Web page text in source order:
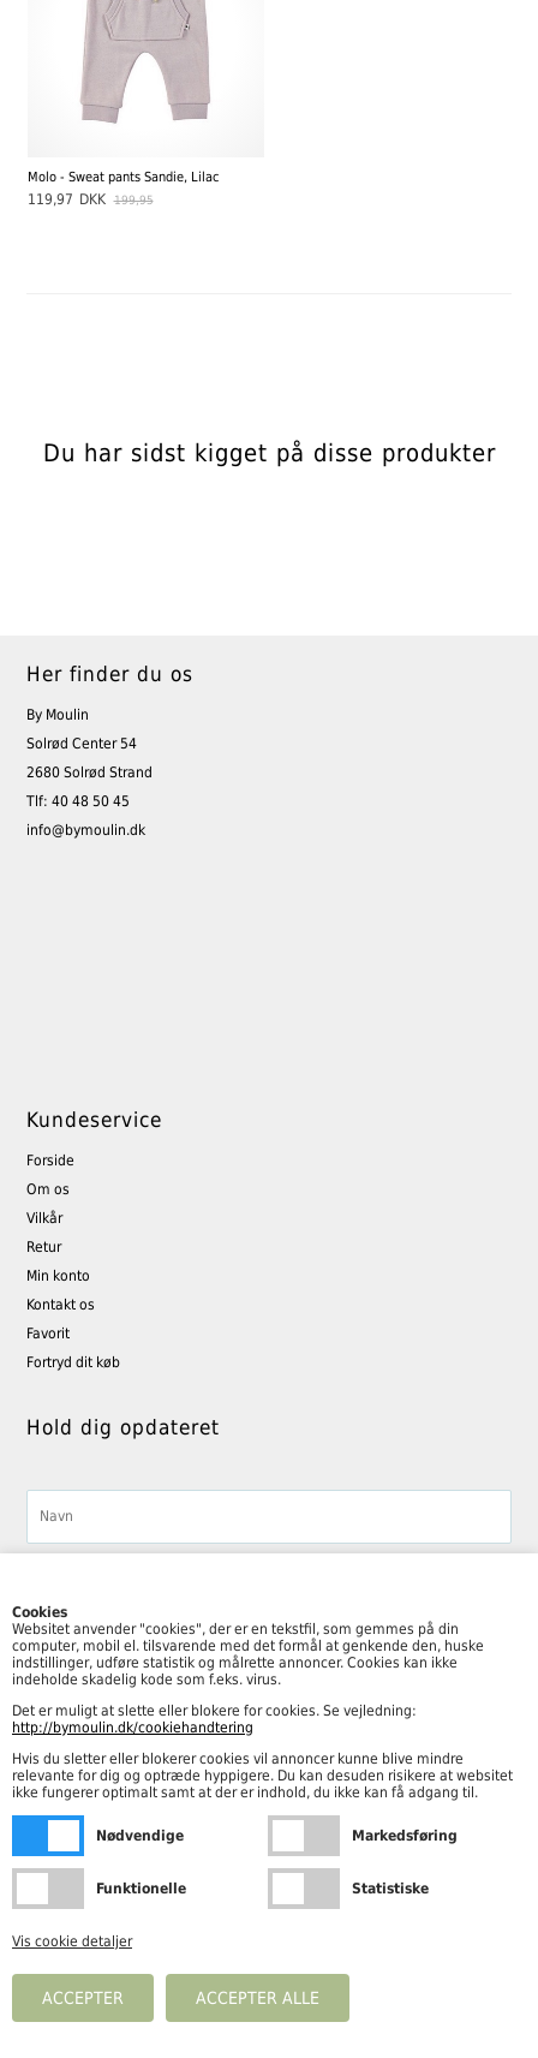
Cookies
Websitet anvender "cookies", der er en tekstfil, som gemmes på din
computer, mobil el. tilsvarende med det formål at genkende den, huske
indstillinger, udføre statistik og målrette annoncer. Cookies kan ikke
indeholde skadelig kode som f.eks. virus.
Det er muligt at slette eller blokere for cookies. Se vejledning:
http://bymoulin.dk/cookiehandtering
Hvis du sletter eller blokerer cookies vil annoncer kunne blive mindre
relevante for dig og optræde hyppigere. Du kan desuden risikere at websitet
ikke fungerer optimalt samt at der er indhold, du ikke kan få adgang til.
Nødvendige Markedsføring
Funktionelle Statistiske
Vis cookie detaljer
Molo - Sweat pants Sandie, Lilac
119,97 DKK 199,95
Du har sidst kigget på disse produkter
Her finder du os
By Moulin
Solrød Center 54
2680 Solrød Strand
Tlf: 40 48 50 45
info@bymoulin.dk
Kundeservice
Forside
Om os
Vilkår
Retur
Min konto
Kontakt os
Favorit
Fortryd dit køb
Hold dig opdateret
Følg By Moulin her
Åbningstider
Mandag – fredag kl. 10.00-18.00
Lørdag kl. 10.00-15.00